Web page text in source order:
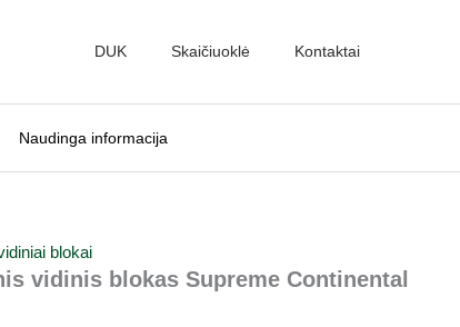
DUK Skaičiuoklė Kontaktai
Naudinga informacija
blokai
vidinis blokas Supreme Continental